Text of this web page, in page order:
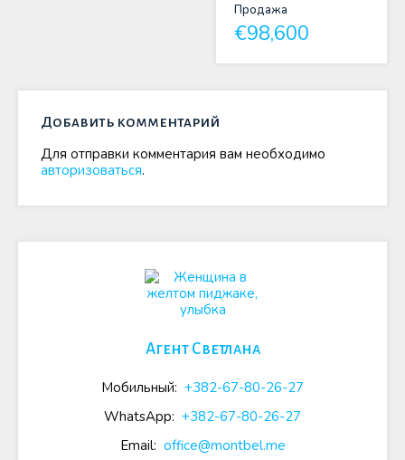
Продажа
€98,600
Добавить комментарий
Для отправки комментария вам необходимо
авторизоваться.
Агент Светлана
Мобильный: +382-67-80-26-27
WhatsApp: +382-67-80-26-27
Email: office@montbel.me